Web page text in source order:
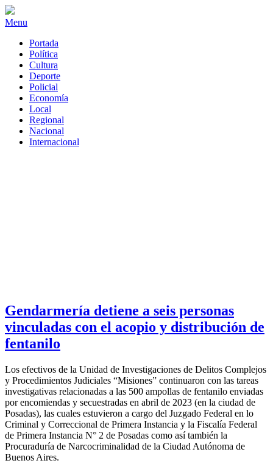
Menu
Portada
Política
Cultura
Deporte
Policial
Economía
Local
Regional
Nacional
Internacional
Gendarmería detiene a seis personas
vinculadas con el acopio y distribución de
fentanilo
Los efectivos de la Unidad de Investigaciones de Delitos Complejos
y Procedimientos Judiciales “Misiones” continuaron con las tareas
investigativas relacionadas a las 500 ampollas de fentanilo enviadas
por encomiendas y secuestradas en abril de 2023 (en la ciudad de
Posadas), las cuales estuvieron a cargo del Juzgado Federal en lo
Criminal y Correccional de Primera Instancia y la Fiscalía Federal
de Primera Instancia N° 2 de Posadas como así también la
Procuraduría de Narcocriminalidad de la Ciudad Autónoma de
Buenos Aires.